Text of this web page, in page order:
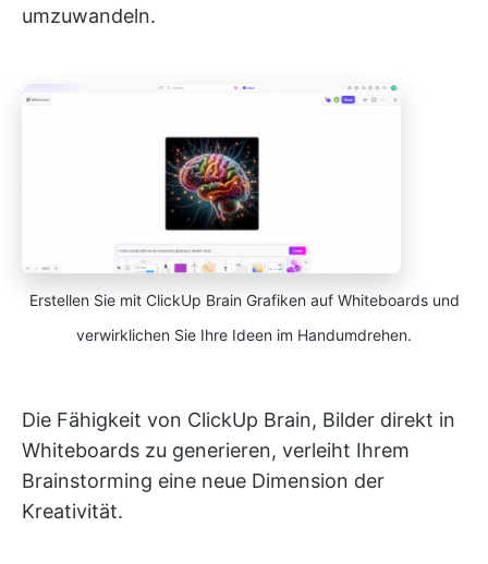
umzuwandeln.
Erstellen Sie mit ClickUp Brain Grafiken auf Whiteboards und
verwirklichen Sie Ihre Ideen im Handumdrehen.
Die Fähigkeit von ClickUp Brain, Bilder direkt in
Whiteboards zu generieren, verleiht Ihrem
Brainstorming eine neue Dimension der
Kreativität.